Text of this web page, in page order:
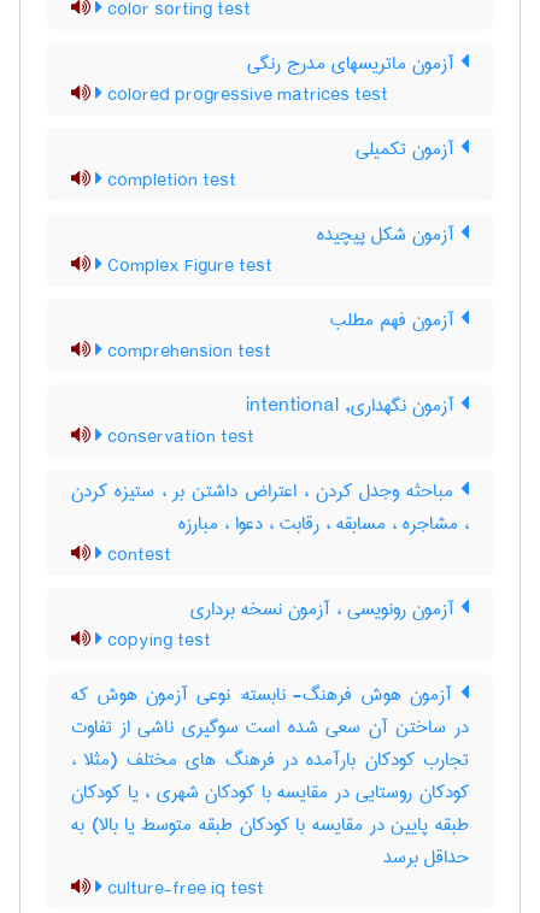
color sorting test
آزمون ماتریسهای مدرج رنگی
colored progressive matrices test
آزمون تکمیلی
completion test
آزمون شكل پيچيده
Complex Figure test
آزمون فهم مطلب
comprehension test
آزمون نگهداری, intentional
conservation test
مباحثه وجدل کردن ، اعتراض داشتن بر ، ستیزه کردن
، مشاجره ، مسابقه ، رقابت ، دعوا ، مبارزه
contest
آزمون رونویسی ، آزمون نسخه برداری
copying test
آزمون هوش فرهنگ- نابسته: نوعی آزمون هوش که
در ساختن آن سعی شده است سوگیری ناشی از تفاوت
تجارب کودکان بارآمده در فرهنگ های مختلف (مثلا ،
کودکان روستایی در مقایسه با کودکان شهری ، یا کودکان
طبقه پایین در مقایسه با کودکان طبقه متوسط یا بالا) به
حداقل برسد
culture-free iq test